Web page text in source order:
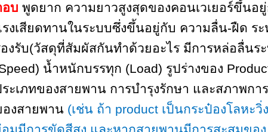
บ พูดยาก ความยาวสูงสุดของคอนเวเยอร์ขึ้นอ
งเสียดทานในระบบซึ่งขึ้นอยู่กับ ความลื่น-ฝืด ร
งรับ(วัสดุที่สัมผัสกันทำด้วยอะไร มีการหล่อลื่นร
น้ำหนักบรรทุก (Load) รูปร่างของ
ะเภทของสายพาน การบำรุงรักษา และสภาพกา
งสายพาน (เช่น ถ้า product เป็นกระป๋องโลหะ